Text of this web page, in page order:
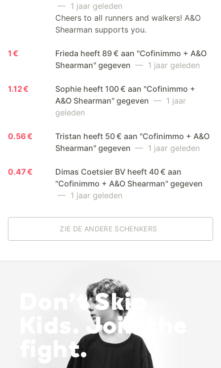
— 1 jaar geleden
Cheers to all runners and walkers! A&O
Shearman supports you.
1 €
Frieda heeft 89 € aan "Cofinimmo + A&O
Shearman" gegeven — 1 jaar geleden
1.12 €
Sophie heeft 100 € aan "Cofinimmo +
A&O Shearman" gegeven — 1 jaar
geleden
0.56 €
Tristan heeft 50 € aan "Cofinimmo + A&O
Shearman" gegeven — 1 jaar geleden
0.47 €
Dimas Coetsier BV heeft 40 € aan
"Cofinimmo + A&O Shearman" gegeven
— 1 jaar geleden
ZIE DE ANDERE SCHENKERS
Don’t Skip
Kids. Join the
fight.